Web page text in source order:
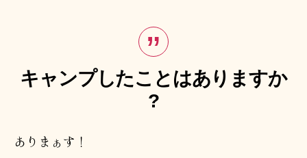
キャンプしたことはありますか
?
ありまぁす！